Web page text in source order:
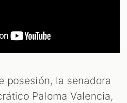
posesión, la senadora
Paloma Valencia,